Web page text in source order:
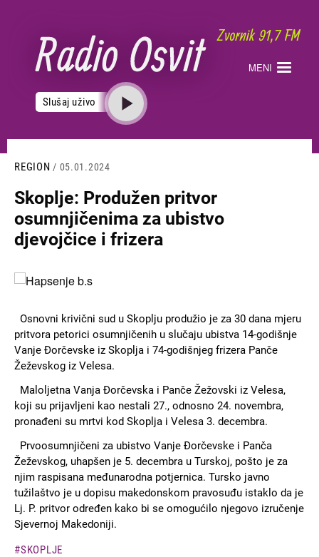
sadržaj
MENI
Slušaj uživo
REGION / 05.01.2024
Skoplje: Produžen pritvor
osumnjičenima za ubistvo
djevojčice i frizera
Slika
Osnovni krivični sud u Skoplju produžio je za 30 dana mjeru
pritvora petorici osumnjičenih u slučaju ubistva 14-godišnje
Vanje Đorčevske iz Skoplja i 74-godišnjeg frizera Panče
Žeževskog iz Velesa.
Maloljetna Vanja Đorčevska i Panče Žežovski iz Velesa,
koji su prijavljeni kao nestali 27., odnosno 24. novembra,
pronađeni su mrtvi kod Skoplja i Velesa 3. decembra.
Prvoosumnjičeni za ubistvo Vanje Đorčevske i Panča
Žeževskog, uhapšen je 5. decembra u Turskoj, pošto je za
njim raspisana međunarodna potjernica. Tursko javno
tužilaštvo je u dopisu makedonskom pravosuđu istaklo da je
Lj. P. pritvor određen kako bi se omogućilo njegovo izručenje
Sjevernoj Makedoniji.
SKOPLJE